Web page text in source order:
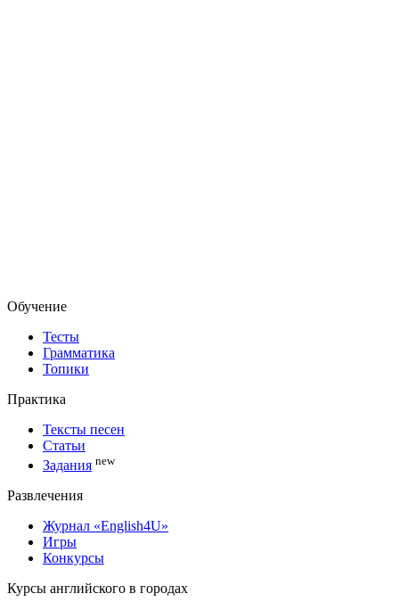
Обучение
Тесты
Грамматика
Топики
Практика
Тексты песен
Статьи
Задания new
Развлечения
Журнал «English4U»
Игры
Конкурсы
Курсы английского в городах